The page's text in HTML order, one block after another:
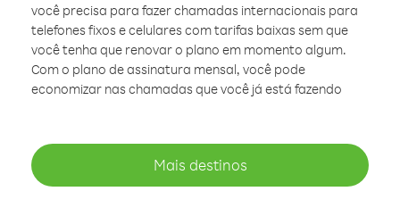
você precisa para fazer chamadas internacionais para
telefones fixos e celulares com tarifas baixas sem que
você tenha que renovar o plano em momento algum.
Com o plano de assinatura mensal, você pode
economizar nas chamadas que você já está fazendo
Mais destinos